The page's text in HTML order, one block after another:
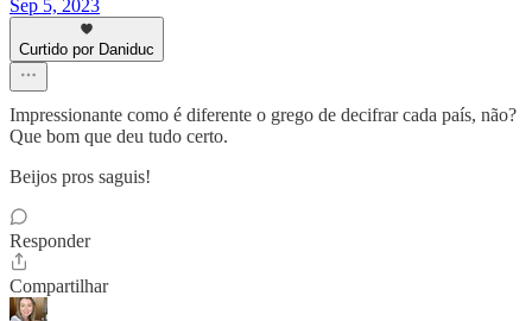
Sep 5, 2023
Curtido por Daniduc
Impressionante como é diferente o grego de decifrar cada país, não?
Que bom que deu tudo certo.
Beijos pros saguis!
Responder
Compartilhar